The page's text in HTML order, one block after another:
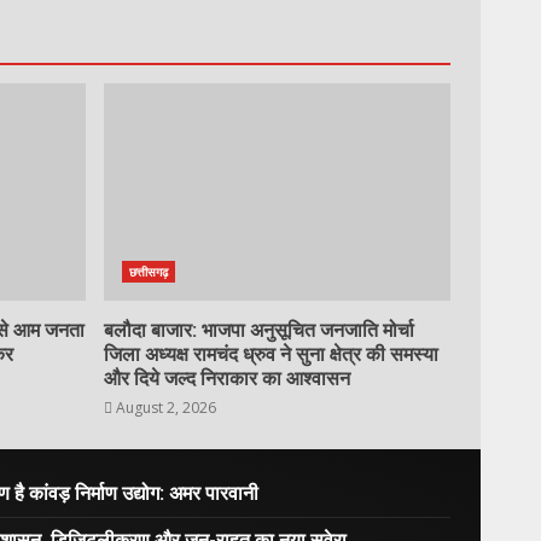
से आम जनता
छत्तीसगढ़
बलौदा बाजार: भाजपा अनुसूचित जनजाति मोर्चा
जिला अध्यक्ष रामचंद ध्रुव ने सुना क्षेत्र की समस्या
और दिये जल्द निराकार का आश्वासन
August 2, 2026
निर्माण उद्योग: अमर पारवानी